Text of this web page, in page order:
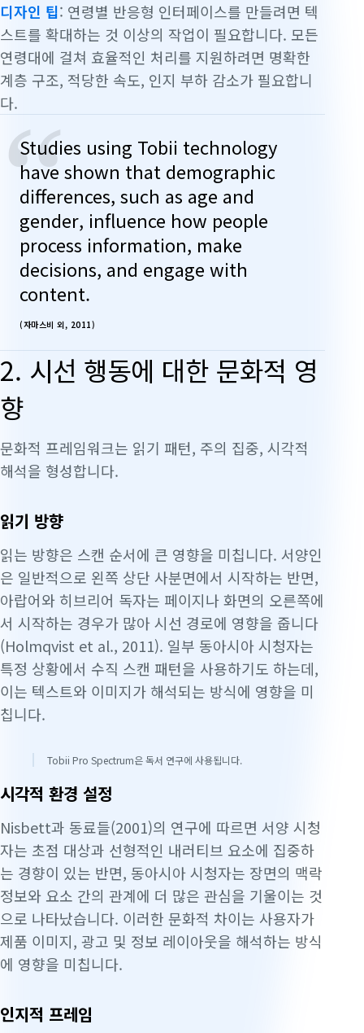
디자인 팁: 연령별 반응형 인터페이스를 만들려면 텍
스트를 확대하는 것 이상의 작업이 필요합니다. 모든
연령대에 걸쳐 효율적인 처리를 지원하려면 명확한
계층 구조, 적당한 속도, 인지 부하 감소가 필요합니
다.“
Studies using Tobii technology
have shown that demographic
differences, such as age and
gender, influence how people
process information, make
decisions, and engage with
content.
(자마스비 외, 2011)
2. 시선 행동에 대한 문화적 영
향
문화적 프레임워크는 읽기 패턴, 주의 집중, 시각적
해석을 형성합니다.
읽기 방향
읽는 방향은 스캔 순서에 큰 영향을 미칩니다. 서양인
은 일반적으로 왼쪽 상단 사분면에서 시작하는 반면,
아랍어와 히브리어 독자는 페이지나 화면의 오른쪽에
서 시작하는 경우가 많아 시선 경로에 영향을 줍니다
(Holmqvist et al., 2011). 일부 동아시아 시청자는
특정 상황에서 수직 스캔 패턴을 사용하기도 하는데,
이는 텍스트와 이미지가 해석되는 방식에 영향을 미
칩니다.
Tobii Pro Spectrum은 독서 연구에 사용됩니다.
시각적 환경 설정
Nisbett과 동료들(2001)의 연구에 따르면 서양 시청
자는 초점 대상과 선형적인 내러티브 요소에 집중하
는 경향이 있는 반면, 동아시아 시청자는 장면의 맥락
정보와 요소 간의 관계에 더 많은 관심을 기울이는 것
으로 나타났습니다. 이러한 문화적 차이는 사용자가
제품 이미지, 광고 및 정보 레이아웃을 해석하는 방식
에 영향을 미칩니다.
인지적 프레임